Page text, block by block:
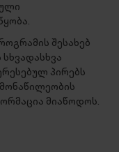
შესახებ
პირებს
მიაწოდოს.